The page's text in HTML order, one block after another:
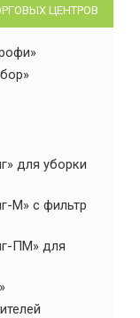
ЦЕНТРОВ
для уборки
М» с фильтр
ПМ» для